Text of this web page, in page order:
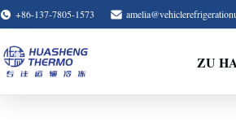
+86-137-7805-1573
ZU